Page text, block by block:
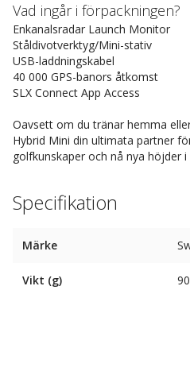
Vad ingår i förpackningen?
Enkanalsradar Launch Monitor
Ståldivotverktyg/Mini-stativ
USB-laddningskabel
40 000 GPS-banors åtkomst
SLX Connect App Access
Oavsett om du tränar hemma
Hybrid Mini din ultimata partner
golfkunskaper och nå nya höjder i
Specifikation
Märke
Vikt (g) 90